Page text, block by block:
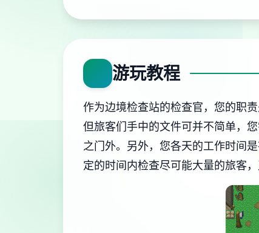
游玩教程
作为边境检查站的检查官，您的职
但旅客们手中的文件可并不简单，
之门外。另外，您各天的工作时间
定的时间内检查尽可能大量的旅客